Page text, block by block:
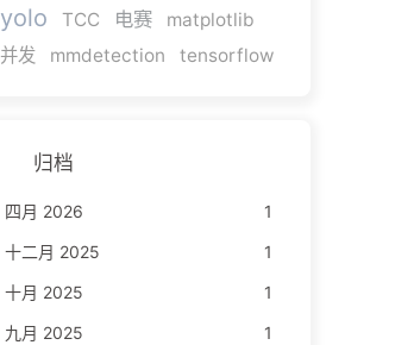
yolo TCC 电赛
matplotlib
并发
mmdetection tensorflow
归档
四月 2026
1
十二月 2025
1
十月 2025
1
九月 2025
1